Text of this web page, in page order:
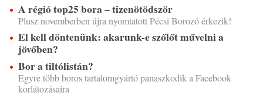
A régió top25 bora – tizenötödször
Plusz novemberben újra nyomtatott Pécsi Borozó érkezik!
El kell döntenünk: akarunk-e szőlőt művelni a
jövőben?
Bor a tiltólistán?
Egyre több boros tartalomgyártó panaszkodik a Facebook
korlátozásaira